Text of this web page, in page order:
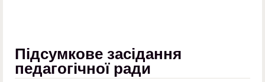
Підсумкове засідання
педагогічної ради